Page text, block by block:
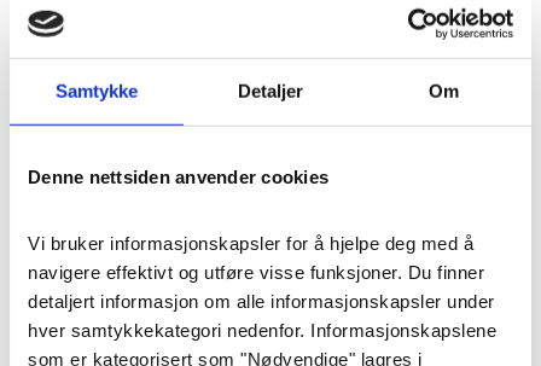
Samtykke Detaljer Om
Denne nettsiden anvender cookies
Vi bruker informasjonskapsler for å hjelpe deg med å
navigere effektivt og utføre visse funksjoner. Du finner
detaljert informasjon om alle informasjonskapsler under
hver samtykkekategori nedenfor. Informasjonskapslene
som er kategorisert som "Nødvendige" lagres i
Kondolansebukett «Sommer
og markblomster» (25 cm)
Sommerlig blomsterbukett i
forskjellige lyse farger. Passer fint å
pårørende eller i vase til seremoni.
25 cm.
Pris : 900 kr : 8330